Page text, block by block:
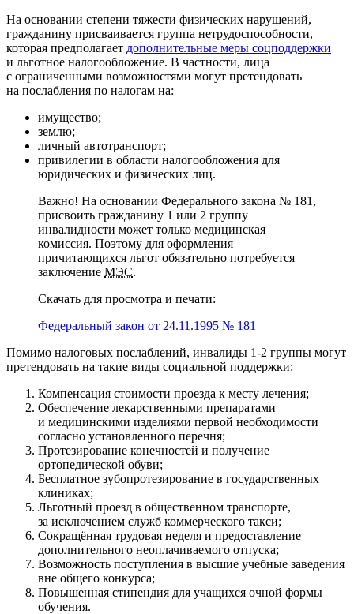
На основании степени тяжести физических нарушений,
гражданину присваивается группа нетрудоспособности,
которая предполагает дополнительные меры соцподдержки
и льготное налогообложение. В частности, лица
с ограниченными возможностями могут претендовать
на послабления по налогам на:
имущество;
землю;
личный автотранспорт;
привилегии в области налогообложения для
юридических и физических лиц.
Важно! На основании Федерального закона № 181,
присвоить гражданину 1 или 2 группу
инвалидности может только медицинская
комиссия. Поэтому для оформления
причитающихся льгот обязательно потребуется
заключение МЭС.
Скачать для просмотра и печати:
Федеральный закон от 24.11.1995 № 181
Помимо налоговых послаблений, инвалиды 1-2 группы могут
претендовать на такие виды социальной поддержки:
Компенсация стоимости проезда к месту лечения;
Обеспечение лекарственными препаратами
и медицинскими изделиями первой необходимости
согласно установленного перечня;
Протезирование конечностей и получение
ортопедической обуви;
Бесплатное зубопротезирование в государственных
клиниках;
Льготный проезд в общественном транспорте,
за исключением служб коммерческого такси;
Сокращённая трудовая неделя и предоставление
дополнительного неоплачиваемого отпуска;
Возможность поступления в высшие учебные заведения
вне общего конкурса;
Повышенная стипендия для учащихся очной формы
обучения.